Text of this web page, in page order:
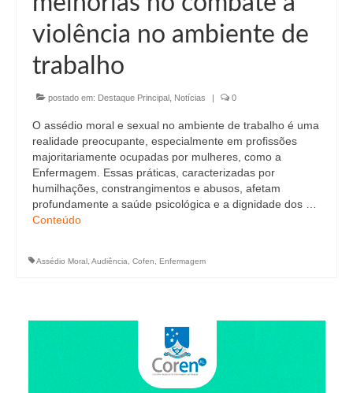
Editais e licitação
Eleições
Fiscalização
Responsabilidade Técnica
Legislações
Decisões
Portarias
Desagravo Público
Censura Pública
Suspensão do Exercício Profissional
violência no ambiente de
trabalho
postado em: Destaque Principal Notícias | 0
O assédio moral e sexual no ambiente de trabalho é uma
realidade preocupante, especialmente em profissões
majoritariamente ocupadas por mulheres, como a
Enfermagem. Essas práticas, caracterizadas por
humilhações, constrangimentos e abusos, afetam
profundamente a saúde psicológica e a dignidade dos …
Conteúdo
Assédio Moral Audiência Cofen Enfermagem